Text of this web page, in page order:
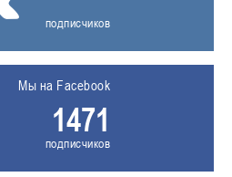
подписчиков
Мы на Facebook
1471
подписчиков